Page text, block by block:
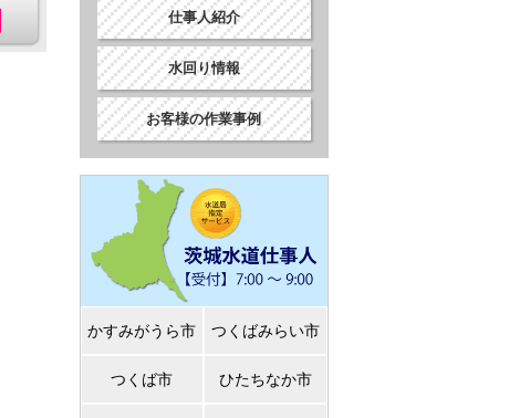
仕事人紹介
水回り情報
お客様の作業事例
かすみがうら市 つくばみらい市
つくば市 ひたちなか市